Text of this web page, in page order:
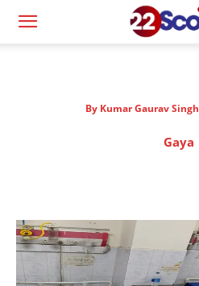
By Kumar Gaurav Singh
Gaya